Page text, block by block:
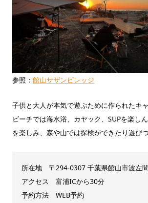
参照： 館山サザンビレッジ
子供と大人が本気で遊ぶために作られたキャ
ビーチでは海水浴、カヤック、SUPを楽し
を楽しみ、森や山では探検ができたり遊び
所在地 〒294-0307 千葉県館山市波左
アクセス 富浦ICから30分
予約方法 WEB予約